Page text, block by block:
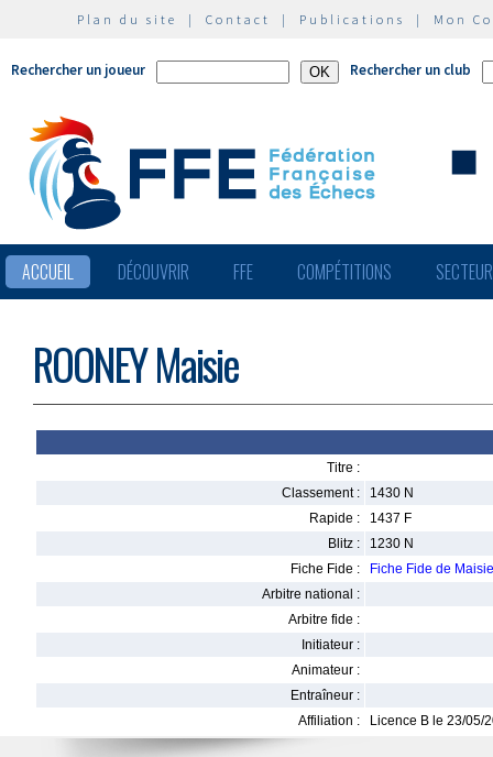
Plan du site | Contact | Publications | Mon
Rechercher un joueur Rechercher un club
ACCUEIL DÉCOUVRIR FFE COMPÉTITIONS
ROONEY Maisie
Titre :
Classement :
1430 N
Rapide :
1437 F
Blitz :
1230 N
Fiche Fide :
Fiche Fide de
Arbitre national :
Arbitre fide :
Initiateur :
Animateur :
Entraîneur :
Affiliation :
Licence B le 23/05/